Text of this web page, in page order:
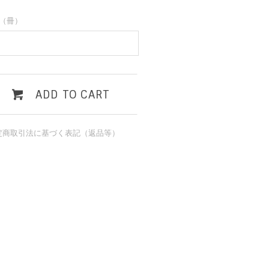
冊）
ADD TO CART
商取引法に基づく表記（返品等）